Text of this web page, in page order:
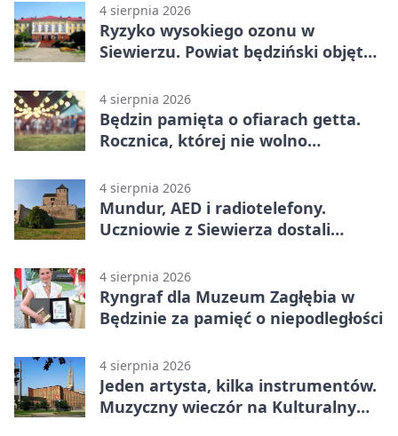
4 sierpnia 2026
Ryzyko wysokiego ozonu w
Siewierzu. Powiat będziński objęty
4 sierpnia 2026
Będzin pamięta o ofiarach getta.
Rocznica, której nie wolno
4 sierpnia 2026
Mundur, AED i radiotelefony.
Uczniowie z Siewierza dostali
4 sierpnia 2026
Ryngraf dla Muzeum Zagłębia w
Będzinie za pamięć o niepodległości
4 sierpnia 2026
Jeden artysta, kilka instrumentów.
Muzyczny wieczór na Kulturalnym